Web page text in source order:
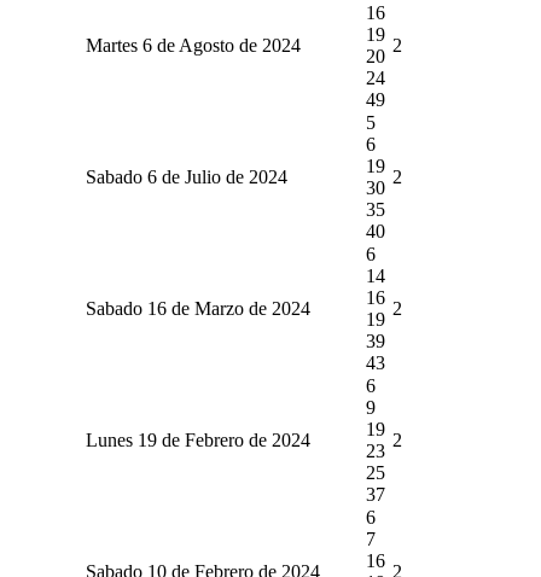
Martes 6 de Agosto de 2024
16
19
20
24
49
2
Sabado 6 de Julio de 2024
5
6
19
30
35
40
2
Sabado 16 de Marzo de 2024
6
14
16
19
39
43
2
Lunes 19 de Febrero de 2024
6
9
19
23
25
37
2
Sabado 10 de Febrero de 2024
6
7
16
2